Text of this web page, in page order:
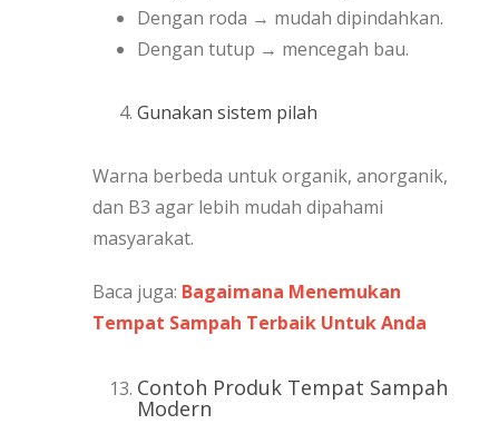
Dengan roda → mudah dipindahkan.
Dengan tutup → mencegah bau.
Gunakan sistem pilah
Warna berbeda untuk organik, anorganik,
dan B3 agar lebih mudah dipahami
masyarakat.
Baca juga: Bagaimana Menemukan
Tempat Sampah Terbaik Untuk Anda
Contoh Produk Tempat Sampah
Modern